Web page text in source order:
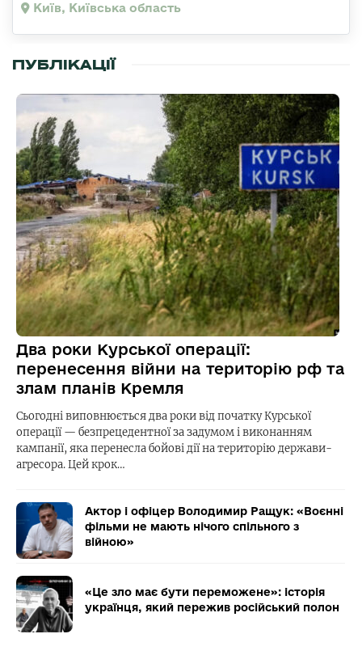
Київ, Київська область
ПУБЛІКАЦІЇ
Два роки Курської операції:
перенесення війни на територію рф та
злам планів Кремля
Сьогодні виповнюється два роки від початку Курської
операції — безпрецедентної за задумом і виконанням
кампанії, яка перенесла бойові дії на територію держави-
агресора. Цей крок…
Актор і офіцер Володимир Ращук: «Воєнні
фільми не мають нічого спільного з
війною»
«Це зло має бути переможене»: історія
українця, який пережив російський полон